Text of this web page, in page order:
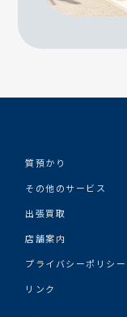
質預かり
その他のサービス
出張買取
店舗案内
プライバシーポリシー
リンク